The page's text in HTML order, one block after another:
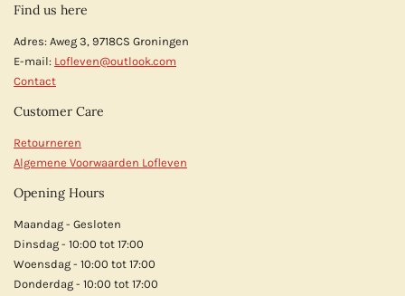
Find us here
Adres: Aweg 3, 9718CS Groningen
E-mail: Lofleven@outlook.com
Contact
Customer Care
Retourneren
Algemene Voorwaarden Lofleven
Opening Hours
Maandag - Gesloten
Dinsdag - 10:00 tot 17:00
Woensdag - 10:00 tot 17:00
Donderdag - 10:00 tot 17:00